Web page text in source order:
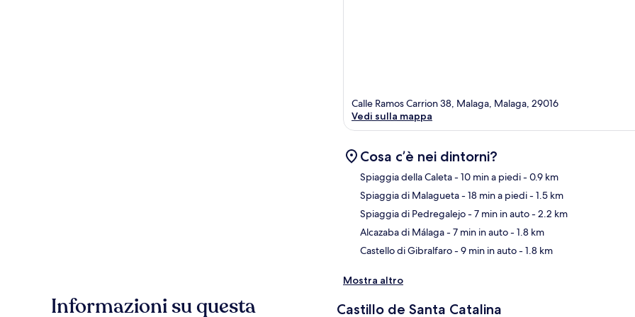
Calle Ramos Carrion 38, Malaga, Malaga, 29016
Vedi sulla mappa
Cosa c’è nei dintorni?
Spiaggia della Caleta- 10 min a piedi- 0.9 km
Spiaggia di Malagueta- 18 min a piedi- 1.5 km
Spiaggia di Pedregalejo- 7 min in auto- 2.2 km
Alcazaba di Málaga- 7 min in auto- 1.8 km
Castello di Gibralfaro- 9 min in auto- 1.8 km
Mostra altro
Informazioni su questa
Castillo de Santa Catalina